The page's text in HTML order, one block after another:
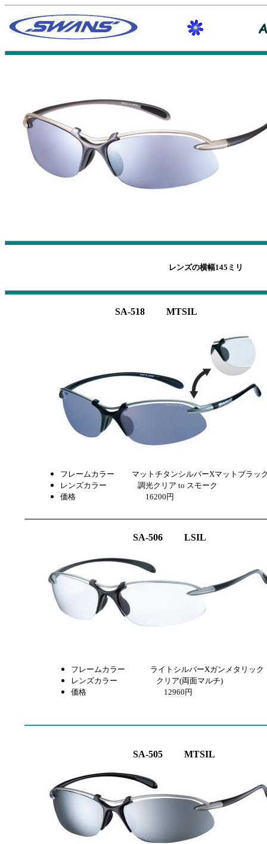
レンズの横幅145ミリ
SA-518 MTSIL
フレームカラー マットチタンシルバーXマットブラッ
レンズカラー 調光クリア to スモーク
価格 16200 円
SA-506 LSIL
フレームカラー ライトシルバーXガンメタ
レンズカラー クリア(両面マルチ)
価格 12960円
SA-505 MTSIL